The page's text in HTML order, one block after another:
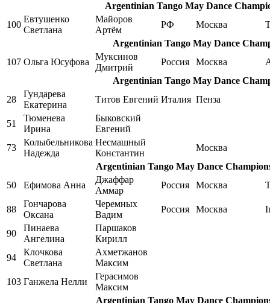
Argentinian Tango May Dance
100
Евтушенко
Светлана
Майоров
Артём
РФ Москва
Argentinian Tango May Dance
107 Ольга Юсуфова
Муксинов
Дмитрий
Россия Москва
Argentinian Tango May Dance
28
Гундарева
Екатерина
Титов Евгений Италия Пенза
51
Тюменева
Ирина
Быковский
Евгений
73
Колыбельникова
Надежда
Несмашный
Константин
Москва
Argentinian Tango May Dance
50
Ефимова Анна
Джаффар
Аммар
Россия Москва
88
Гончарова
Оксана
Черемных
Вадим
Россия Москва
90
Пинаева
Ангелина
Паршаков
Кирилл
94
Клочкова
Светлана
Ахметжанов
Максим
103 Ганжела Нелли
Герасимов
Максим
Argentinian Tango May Dance